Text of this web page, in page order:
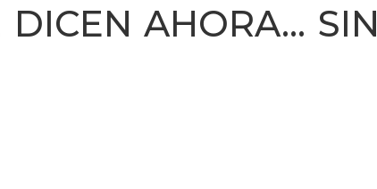
AHORA… SIN